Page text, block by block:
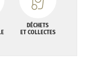
DÉCHETS
ET COLLECTES